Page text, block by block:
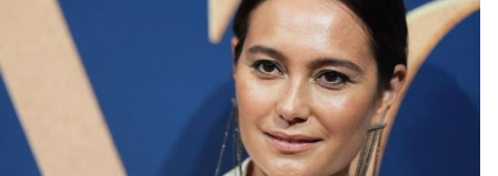
Untermenü